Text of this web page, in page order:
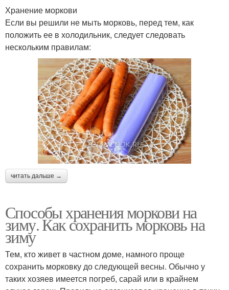
Хранение моркови
Если вы решили не мыть морковь, перед тем, как
положить ее в холодильник, следует следовать
нескольким правилам:
читать дальше →
Способы хранения моркови на
зиму. Как сохранить морковь на
зиму
Тем, кто живет в частном доме, намного проще
сохранить морковку до следующей весны. Обычно у
таких хозяев имеется погреб, сарай или в крайнем